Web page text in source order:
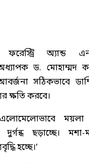
ফরেস্ট্রি অ্যান্ড
ড. মোহাম্মদ
সঠিকভাবে
ক্ষতি করবে।
এলোমেলোভাবে
ছড়াচ্ছে। মশা-
হচ্ছে।’